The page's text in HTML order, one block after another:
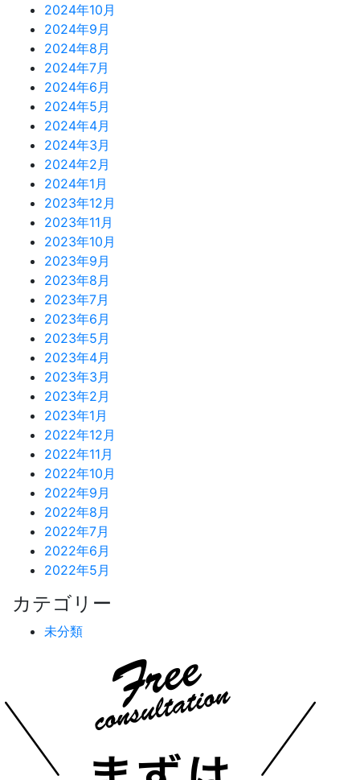
2024年10月
2024年9月
2024年8月
2024年7月
2024年6月
2024年5月
2024年4月
2024年3月
2024年2月
2024年1月
2023年12月
2023年11月
2023年10月
2023年9月
2023年8月
2023年7月
2023年6月
2023年5月
2023年4月
2023年3月
2023年2月
2023年1月
2022年12月
2022年11月
2022年10月
2022年9月
2022年8月
2022年7月
2022年6月
2022年5月
カテゴリー
未分類